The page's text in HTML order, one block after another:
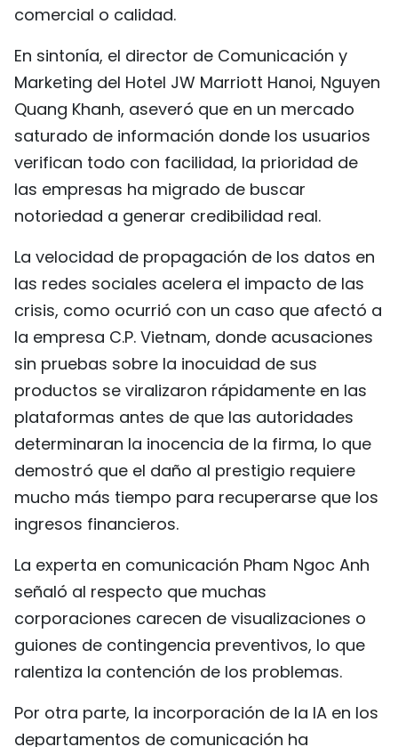
comercial o calidad.
En sintonía, el director de Comunicación y
Marketing del Hotel JW Marriott Hanoi, Nguyen
Quang Khanh, aseveró que en un mercado
saturado de información donde los usuarios
verifican todo con facilidad, la prioridad de
las empresas ha migrado de buscar
notoriedad a generar credibilidad real.
La velocidad de propagación de los datos en
las redes sociales acelera el impacto de las
crisis, como ocurrió con un caso que afectó a
la empresa C.P. Vietnam, donde acusaciones
sin pruebas sobre la inocuidad de sus
productos se viralizaron rápidamente en las
plataformas antes de que las autoridades
determinaran la inocencia de la firma, lo que
demostró que el daño al prestigio requiere
mucho más tiempo para recuperarse que los
ingresos financieros.
La experta en comunicación Pham Ngoc Anh
señaló al respecto que muchas
corporaciones carecen de visualizaciones o
guiones de contingencia preventivos, lo que
ralentiza la contención de los problemas.
Por otra parte, la incorporación de la IA en los
departamentos de comunicación ha